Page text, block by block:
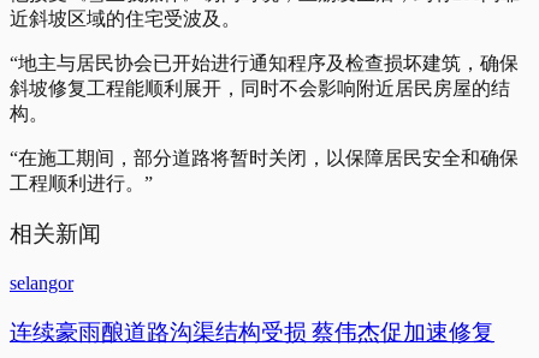
近斜坡区域的住宅受波及。
“地主与居民协会已开始进行通知程序及检查损坏建筑，确保
斜坡修复工程能顺利展开，同时不会影响附近居民房屋的结
构。
“在施工期间，部分道路将暂时关闭，以保障居民安全和确保
工程顺利进行。”
相关新闻
selangor
连续豪雨酿道路沟渠结构受损 蔡伟杰促加速修复